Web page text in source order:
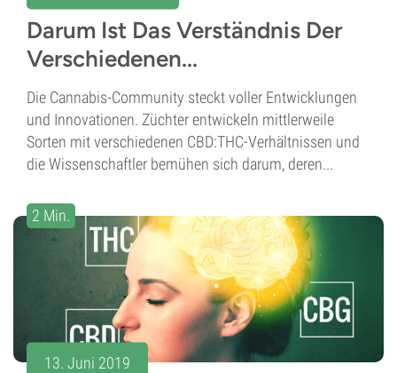
Darum Ist Das Verständnis Der
Verschiedenen...
Die Cannabis-Community steckt voller Entwicklungen
und Innovationen. Züchter entwickeln mittlerweile
Sorten mit verschiedenen CBD:THC-Verhältnissen und
die Wissenschaftler bemühen sich darum, deren...
2 Min.
13. Juni 2019